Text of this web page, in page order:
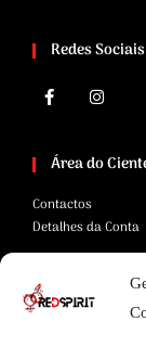
Redes Sociais
Área do
Contactos
Detalhes da Conta
Área Legal